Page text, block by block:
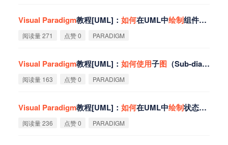
Visual Paradigm教程[UML]： 如何在UML中绘制组件图
阅读量 271 点赞 0 PARADIGM
Visual Paradigm教程[UML]： 如何使用子图 （Sub-diagram）？
阅读量 163 点赞 0 PARADIGM
Visual Paradigm教程[UML]： 如何在UML中绘制状态机
阅读量 236 点赞 0 PARADIGM